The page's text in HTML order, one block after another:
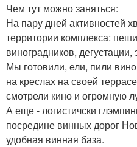
Чем тут можно заняться:
На пару дней активностей
территории комплекса:
виноградников,
Мы готовили, ели, пили
на креслах на своей
смотрели кино и огромную
А еще - логистичски
посредине винных дорог
удобная винная база.